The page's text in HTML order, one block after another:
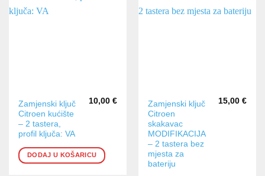
Zamjenski ključ
Citroen kućište
– 2 tastera,
profil ključa: VA
10,00 €
DODAJ U KOŠARICU
Zamjenski ključ
Citroen
skakavac
MODIFIKACIJA
– 2 tastera bez
mjesta za
bateriju
15,00 €